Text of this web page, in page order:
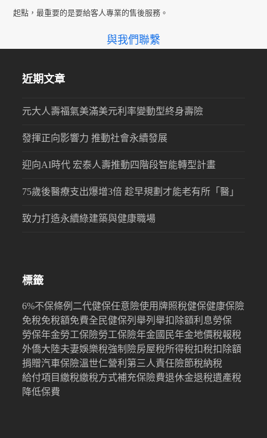
起點，最重要的是要給客人專業的售後服務。
與我們聯繫
近期文章
元大人壽福氣美滿美元利率變動型終身壽險
發揮正向影響力 推動社會永續發展
迎向AI時代 宏泰人壽推動四階段智能轉型計畫
75歲後醫療支出爆增3倍 趁早規劃才能老有所「醫」
致力打造永續綠建築與健康職場
標籤
6%不保條例 二代健保任意險使用牌照稅健保健康保險
免稅免稅額免費全民健保列舉列舉扣除額利息勞保
勞保年金勞工保險勞工保險年金國民年金地價稅報稅
外僑大陸夫妻娛樂稅強制險房屋稅所得稅扣稅扣除額
捐贈汽車保險溫世仁營利 第三人責任險節稅納稅
給付項目繳稅繳稅方式補充保險費退休金退稅遺產稅
降低保費